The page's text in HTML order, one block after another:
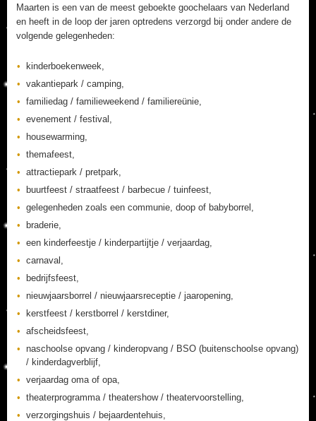
Maarten is een van de meest geboekte goochelaars van Nederland
en heeft in de loop der jaren optredens verzorgd bij onder andere de
volgende gelegenheden:
kinderboekenweek,
vakantiepark / camping,
familiedag / familieweekend / familiereünie,
evenement / festival,
housewarming,
themafeest,
attractiepark / pretpark,
buurtfeest / straatfeest / barbecue / tuinfeest,
gelegenheden zoals een communie, doop of babyborrel,
braderie,
een kinderfeestje / kinderpartijtje / verjaardag,
carnaval,
bedrijfsfeest,
nieuwjaarsborrel / nieuwjaarsreceptie / jaaropening,
kerstfeest / kerstborrel / kerstdiner,
afscheidsfeest,
naschoolse opvang / kinderopvang / BSO (buitenschoolse opvang)
/ kinderdagverblijf,
verjaardag oma of opa,
theaterprogramma / theatershow / theatervoorstelling,
verzorgingshuis / bejaardentehuis,